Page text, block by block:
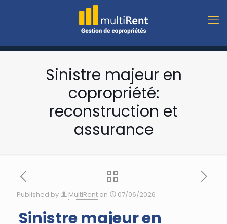
Sinistre majeur en
copropriété:
reconstruction et
assurance
Published by MultiRent on 07/06/2026
Sinistre majeur en